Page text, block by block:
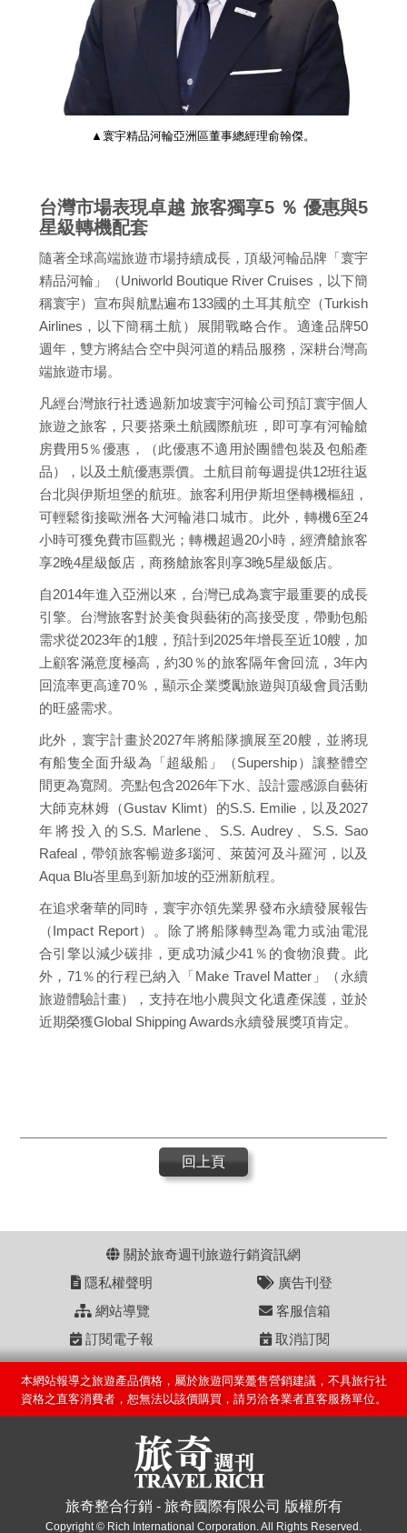
▲寰宇精品河輪亞洲區董事總經理俞翰傑。
台灣市場表現卓越 旅客獨享5 ％ 優惠與5
星級轉機配套
隨著全球高端旅遊市場持續成長，頂級河輪品牌「寰宇
精品河輪」（Uniworld Boutique River Cruises，以下簡
稱寰宇）宣布與航點遍布133國的土耳其航空（Turkish
Airlines，以下簡稱土航）展開戰略合作。適逢品牌50
週年，雙方將結合空中與河道的精品服務，深耕台灣高
端旅遊市場。
凡經台灣旅行社透過新加坡寰宇河輪公司預訂寰宇個人
旅遊之旅客，只要搭乘土航國際航班，即可享有河輪艙
房費用5％優惠，（此優惠不適用於團體包裝及包船產
品），以及土航優惠票價。土航目前每週提供12班往返
台北與伊斯坦堡的航班。旅客利用伊斯坦堡轉機樞紐，
可輕鬆銜接歐洲各大河輪港口城市。此外，轉機6至24
小時可獲免費市區觀光；轉機超過20小時，經濟艙旅客
享2晚4星級飯店，商務艙旅客則享3晚5星級飯店。
自2014年進入亞洲以來，台灣已成為寰宇最重要的成長
引擎。台灣旅客對於美食與藝術的高接受度，帶動包船
需求從2023年的1艘，預計到2025年增長至近10艘，加
上顧客滿意度極高，約30％的旅客隔年會回流，3年內
回流率更高達70％，顯示企業獎勵旅遊與頂級會員活動
的旺盛需求。
此外，寰宇計畫於2027年將船隊擴展至20艘，並將現
有船隻全面升級為「超級船」（Supership）讓整體空
間更為寬闊。亮點包含2026年下水、設計靈感源自藝術
大師克林姆（Gustav Klimt）的S.S. Emilie，以及2027
年將投入的S.S. Marlene、S.S. Audrey、S.S. Sao
Rafeal，帶領旅客暢遊多瑙河、萊茵河及斗羅河，以及
Aqua Blu峇里島到新加坡的亞洲新航程。
在追求奢華的同時，寰宇亦領先業界發布永續發展報告
（Impact Report）。除了將船隊轉型為電力或油電混
合引擎以減少碳排，更成功減少41％的食物浪費。此
外，71％的行程已納入「Make Travel Matter」（永續
旅遊體驗計畫），支持在地小農與文化遺產保護，並於
近期榮獲Global Shipping Awards永續發展獎項肯定。
回上頁
關於旅奇週刊旅遊行銷資訊網
隱私權聲明
廣告刊登
網站導覽
客服信箱
訂閱電子報
取消訂閱
本網站報導之旅遊產品價格，屬於旅遊同業躉售營銷建議，不具旅行社
資格之直客消費者，恕無法以該價購買，請另洽各業者直客服務單位。
旅奇整合行銷 - 旅奇國際有限公司 版權所有
Copyright © Rich International Corporation. All Rights Reserved.